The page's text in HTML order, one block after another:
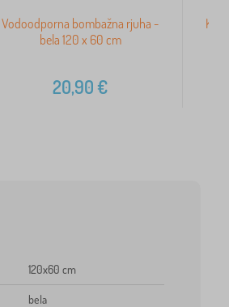
Vodoodporna bombažna rjuha -
bela 120 x 60 cm
20,90€
120x60 cm
bela